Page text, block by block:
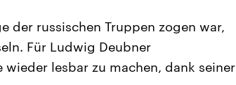
der russischen Truppen zogen war,
Für Ludwig Deubner
lesbar zu machen, dank seiner